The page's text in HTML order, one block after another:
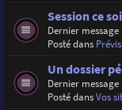
Session ce
Dernier
Posté dans
Un dossier
Dernier
Posté dansVos